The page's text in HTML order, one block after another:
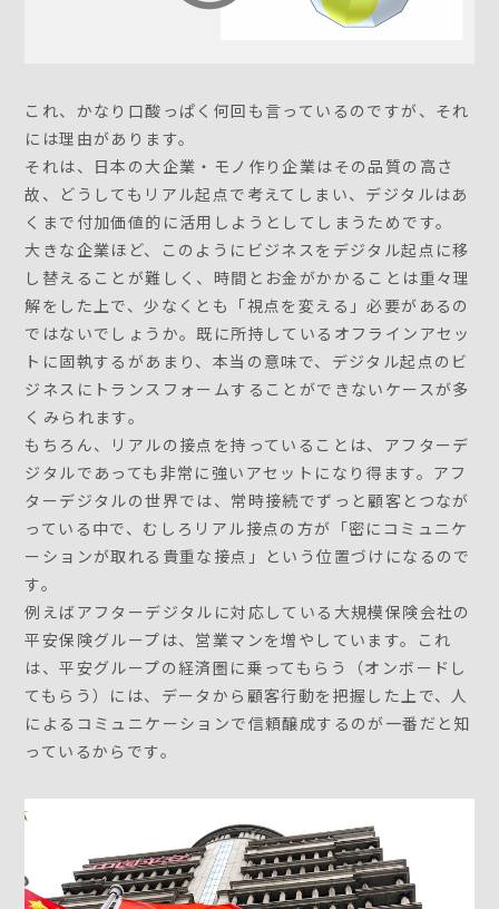
これ、かなり口酸っぱく何回も言っているのですが、それ
には理由があります。
それは、日本の大企業・モノ作り企業はその品質の高さ
故、どうしてもリアル起点で考えてしまい、デジタルはあ
くまで付加価値的に活用しようとしてしまうためです。
大きな企業ほど、このようにビジネスをデジタル起点に移
し替えることが難しく、時間とお金がかかることは重々理
解をした上で、少なくとも「視点を変える」必要があるの
ではないでしょうか。既に所持しているオフラインアセッ
トに固執するがあまり、本当の意味で、デジタル起点のビ
ジネスにトランスフォームすることができないケースが多
くみられます。
もちろん、リアルの接点を持っていることは、アフターデ
ジタルであっても非常に強いアセットになり得ます。アフ
ターデジタルの世界では、常時接続でずっと顧客とつなが
っている中で、むしろリアル接点の方が「密にコミュニケ
ーションが取れる貴重な接点」という位置づけになるので
す。
例えばアフターデジタルに対応している大規模保険会社の
平安保険グループは、営業マンを増やしています。これ
は、平安グループの経済圏に乗ってもらう（オンボードし
てもらう）には、データから顧客行動を把握した上で、人
によるコミュニケーションで信頼醸成するのが一番だと知
っているからです。